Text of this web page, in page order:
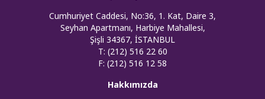
Cumhuriyet Caddesi, No:36, 1. Kat, Daire 3,
Seyhan Apartmanı, Harbiye Mahallesi,
Şişli 34367, İSTANBUL
T: (212) 516 22 60
F: (212) 516 12 58
Hakkımızda